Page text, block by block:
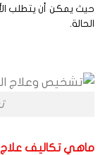
يمكن أن يتطلب الأمر
تكاليف علاج